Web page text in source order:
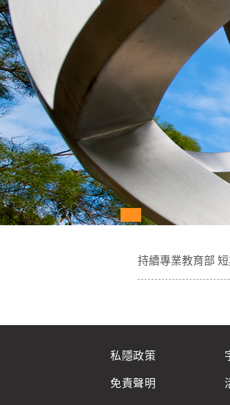
持續專業教育部 短
私隱政策
免責聲明